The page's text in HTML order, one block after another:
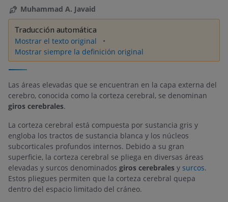
Muhammad A. Javaid
Traducción automática
Mostrar el texto original
Mostrar siempre la definición original
Las áreas elevadas que se encuentran en la capa externa del
cerebro, conocida como la corteza cerebral, se denominan
giros cerebrales.
La corteza cerebral está compuesta por sustancia gris y
engloba los tractos de sustancia blanca y los núcleos
subcorticales profundos internos. Debido a su gran
superficie, la corteza cerebral se pliega en diversas áreas
elevadas y surcos denominados giros cerebrales y surcos.
Estos pliegues permiten que la corteza cerebral quepa
dentro del espacio limitado del cráneo.